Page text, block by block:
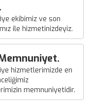
ekibimiz ve son
ile hizmetinizdeyiz.
hizmetlerimizde en
memnuniyetidir.